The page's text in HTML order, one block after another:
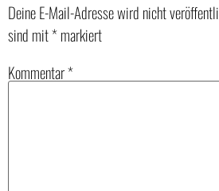
Deine E-Mail-Adresse wird nicht
sind mit*markiert
Kommentar*